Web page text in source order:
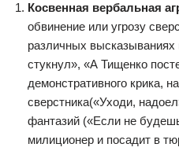
Косвенная вербальная
обвинение или угрозу
различных
стукнул», «А Тищенко
демонстративного крика,
сверстника(«Уходи,
фантазий («Если не
милиционер и посадит в